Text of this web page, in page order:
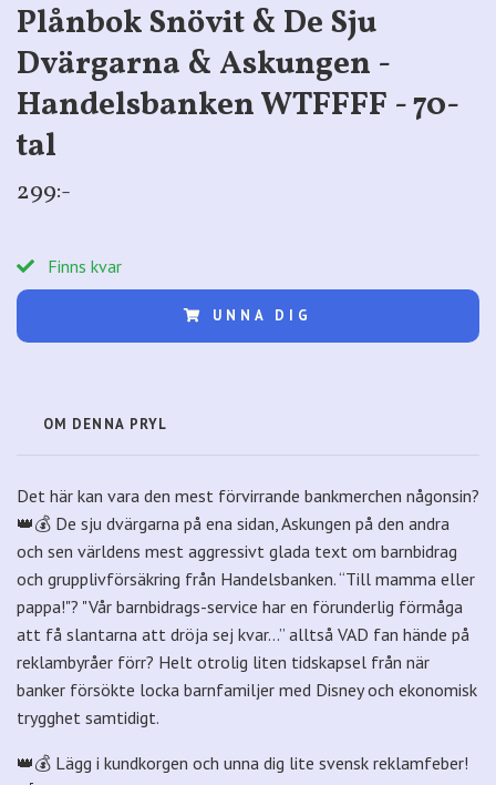
Plånbok Snövit & De Sju
Dvärgarna & Askungen -
Handelsbanken WTFFFF - 70-
tal
299:-
Finns kvar
UNNA DIG
OM DENNA PRYL
Det här kan vara den mest förvirrande bankmerchen någonsin?
👑💰 De sju dvärgarna på ena sidan, Askungen på den andra
och sen världens mest aggressivt glada text om barnbidrag
och grupplivförsäkring från Handelsbanken. “Till mamma eller
pappa!"? "Vår barnbidrags-service har en förunderlig förmåga
att få slantarna att dröja sej kvar…” alltså VAD fan hände på
reklambyråer förr? Helt otrolig liten tidskapsel från när
banker försökte locka barnfamiljer med Disney och ekonomisk
trygghet samtidigt.
👑💰 Lägg i kundkorgen och unna dig lite svensk reklamfeber!